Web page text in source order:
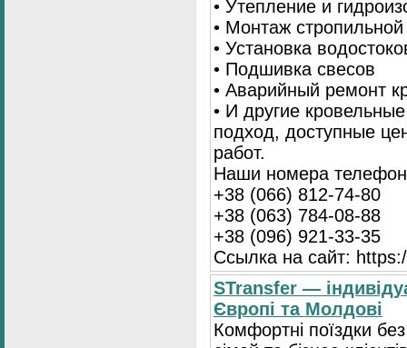
• Утепление и
• Монтаж
• Установка
• Подшивка свесов
• Аварийный ремонт
• И другие
подход, доступные
работ.
Наши номера
+38 (066) 812-74-80
+38 (063) 784-08-88
+38 (096) 921-33-35
Ссылка на сайт:
STransfer —
Європі та Молдові
Комфортні поїздки